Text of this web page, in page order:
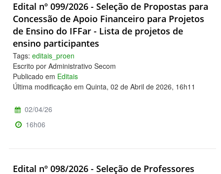
Edital nº 099/2026 - Seleção de Propostas para
Concessão de Apoio Financeiro para Projetos
de Ensino do IFFar - Lista de projetos de
ensino participantes
Tags: editais_proen
Escrito por Administrativo Secom
Publicado em Editais
Última modificação em Quinta, 02 de Abril de 2026, 16h11
02/04/26
16h06
Edital nº 098/2026 - Seleção de Professores